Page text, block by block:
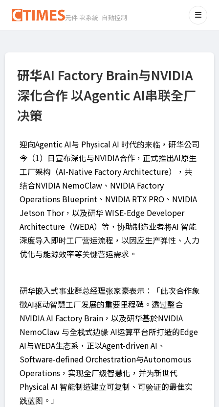
元件 次系統 自動控制
研华AI Factory Brain与NVIDIA
深化合作 以Agentic AI串联全厂
决策
迎向Agentic AI与 Physical AI 时代的来临，研华公司
今（1）日宣布深化与NVIDIA合作，正式推出AI原生
工厂架构（AI-Native Factory Architecture），共
结合NVIDIA NemoClaw、NVIDIA Factory
Operations Blueprint、NVIDIA RTX PRO、NVIDIA
Jetson Thor，以及研华 WISE-Edge Developer
Architecture（WEDA）等，协助制造业者将AI 智能
深度导入即时工厂营运流程，以因应生产弹性、人力
优化与能源效率等关键营运需求。
研华嵌入式事业群总经理张家豪表示：「此次合作象
徵AI驱动智慧工厂发展的重要里程碑。透过整合
NVIDIA AI Factory Brain，以及研华基於NVIDIA
NemoClaw 与全栈式边缘 AI运算平台所打造的Edge
AI与WEDA生态系，正以Agent-driven AI、
Software-defined Orchestration与Autonomous
Operations，实现全厂级智慧化，并为新世代
Physical AI 智能制造建立可复制、可验证的最隹实
践蓝图。」